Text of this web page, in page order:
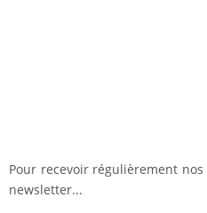
Pour recevoir régulièrement
newsletter...